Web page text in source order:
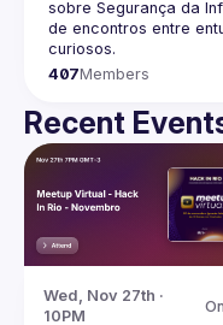
sobre Segurança da
de encontros entre
407Members
Recent
Wed, Nov 27th ·
10PM